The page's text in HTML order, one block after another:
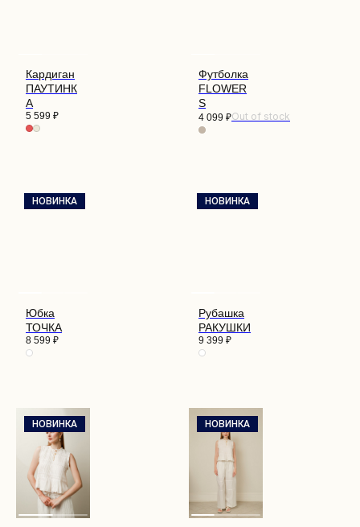
Кардиган
ПАУТИНК
А
5 599 ₽
Футболка
FLOWER
S
4 099 ₽Out of stock
НОВИНКА
Юбка
ТОЧКА
8 599 ₽
НОВИНКА
Рубашка
РАКУШКИ
9 399 ₽
НОВИНКА НОВИНКА